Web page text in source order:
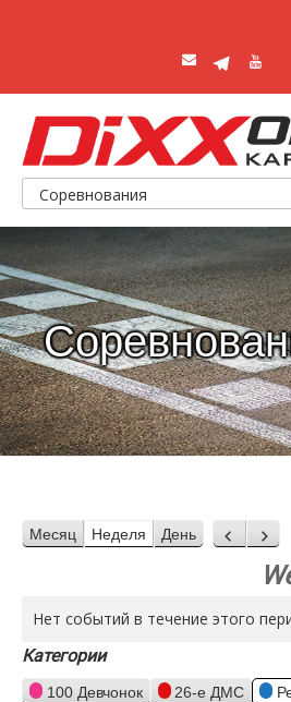
Соревнования
Месяц Неделя День Назад
Нет событий в течение этого
Категории
100 Девчонок 26-е ДМС